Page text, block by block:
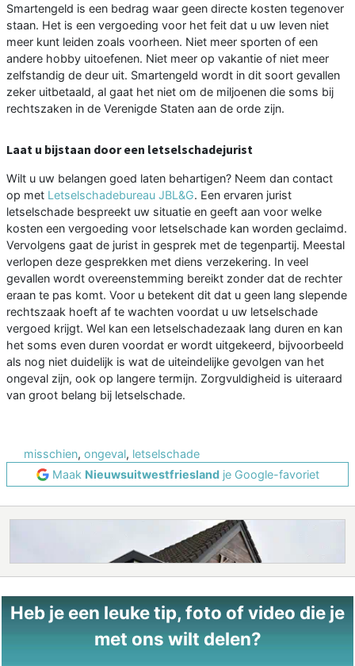
Smartengeld is een bedrag waar geen directe kosten tegenover
staan. Het is een vergoeding voor het feit dat u uw leven niet
meer kunt leiden zoals voorheen. Niet meer sporten of een
andere hobby uitoefenen. Niet meer op vakantie of niet meer
zelfstandig de deur uit. Smartengeld wordt in dit soort gevallen
zeker uitbetaald, al gaat het niet om de miljoenen die soms bij
rechtszaken in de Verenigde Staten aan de orde zijn.
Laat u bijstaan door een letselschadejurist
Wilt u uw belangen goed laten behartigen? Neem dan contact
op met Letselschadebureau JBL&G. Een ervaren jurist
letselschade bespreekt uw situatie en geeft aan voor welke
kosten een vergoeding voor letselschade kan worden geclaimd.
Vervolgens gaat de jurist in gesprek met de tegenpartij. Meestal
verlopen deze gesprekken met diens verzekering. In veel
gevallen wordt overeenstemming bereikt zonder dat de rechter
eraan te pas komt. Voor u betekent dit dat u geen lang slepende
rechtszaak hoeft af te wachten voordat u uw letselschade
vergoed krijgt. Wel kan een letselschadezaak lang duren en kan
het soms even duren voordat er wordt uitgekeerd, bijvoorbeeld
als nog niet duidelijk is wat de uiteindelijke gevolgen van het
ongeval zijn, ook op langere termijn. Zorgvuldigheid is uiteraard
van groot belang bij letselschade.
misschien, ongeval, letselschade
Maak Nieuwsuitwestfrieslandje Google-favoriet
Heb je een leuke tip, foto of video die je
met ons wilt delen?